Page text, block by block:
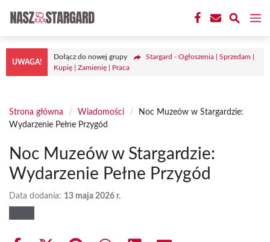
treści
UWAGA!
Dołącz do nowej grupy
Stargard - Ogłoszenia | Sprzedam |
Kupię | Zamienię | Praca
Strona główna / Wiadomości /
Noc Muzeów w Stargardzie:
Wydarzenie Pełne Przygód
Noc Muzeów w Stargardzie:
Wydarzenie Pełne Przygód
Data dodania: 13 maja 2026 r.